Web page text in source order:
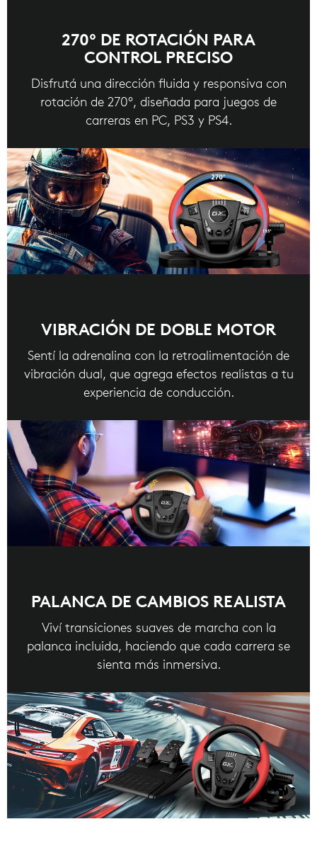
270° DE ROTACIÓN PARA
CONTROL PRECISO
Disfrutá una dirección fluida y responsiva con
rotación de 270°, diseñada para juegos de
carreras en PC, PS3 y PS4.
VIBRACIÓN DE DOBLE MOTOR
Sentí la adrenalina con la retroalimentación de
vibración dual, que agrega efectos realistas a tu
experiencia de conducción.
PALANCA DE CAMBIOS REALISTA
Viví transiciones suaves de marcha con la
palanca incluida, haciendo que cada carrera se
sienta más inmersiva.